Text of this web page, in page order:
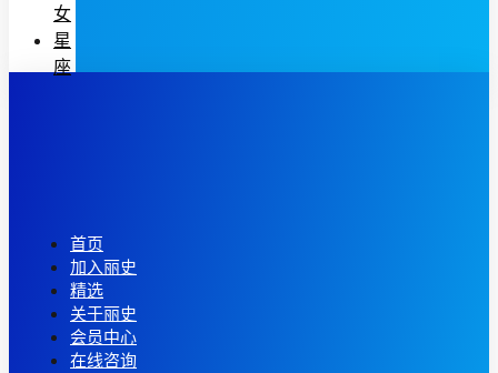
女
星
座
首页
加入丽史
精选
关于丽史
会员中心
在线咨询